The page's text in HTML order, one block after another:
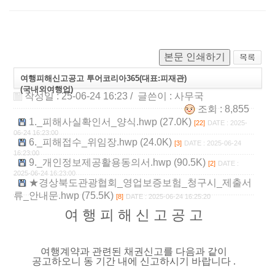
본문 인쇄하기
여행피해신고공고 투어코리아365(대표:피재관)
(국내외여행업)
작성일 : 25-06-24 16:23 / 글쓴이 : 사무국
조회 : 8,855
1._피해사실확인서_양식.hwp (27.0K) [22] DATE : 2025-
06-24 16:23:00
6._피해접수_위임장.hwp (24.0K) [3] DATE : 2025-06-24
16:23:00
9._개인정보제공활용동의서.hwp (90.5K) [2] DATE :
2025-06-24 16:23:00
★경상북도관광협회_영업보증보험_청구시_제출서
류_안내문.hwp (75.5K) [8] DATE : 2025-06-24 16:25:20
여 행 피 해 신 고 공 고
여행계약과 관련된 채권신고를 다음과 같이
공고하오니 동 기간 내에 신고하시기 바랍니다 .